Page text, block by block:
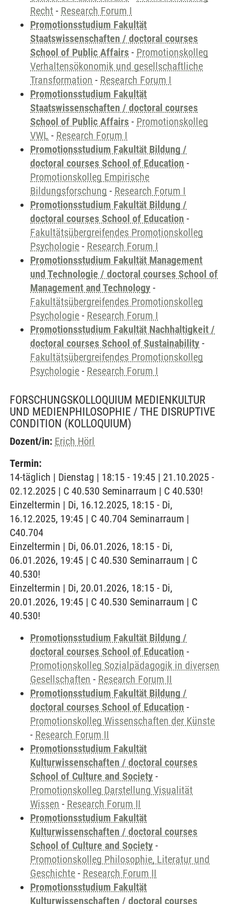
Recht - Research Forum I
Promotionsstudium Fakultät
Staatswissenschaften / doctoral courses
School of Public Affairs - Promotionskolleg
Verhaltensökonomik und gesellschaftliche
Transformation - Research Forum I
Promotionsstudium Fakultät
Staatswissenschaften / doctoral courses
School of Public Affairs - Promotionskolleg
VWL - Research Forum I
Promotionsstudium Fakultät Bildung /
doctoral courses School of Education -
Promotionskolleg Empirische
Bildungsforschung - Research Forum I
Promotionsstudium Fakultät Bildung /
doctoral courses School of Education -
Fakultätsübergreifendes Promotionskolleg
Psychologie - Research Forum I
Promotionsstudium Fakultät Management
und Technologie / doctoral courses School of
Management and Technology -
Fakultätsübergreifendes Promotionskolleg
Psychologie - Research Forum I
Promotionsstudium Fakultät Nachhaltigkeit /
doctoral courses School of Sustainability -
Fakultätsübergreifendes Promotionskolleg
Psychologie - Research Forum I
FORSCHUNGSKOLLOQUIUM MEDIENKULTUR
UND MEDIENPHILOSOPHIE / THE DISRUPTIVE
CONDITION (KOLLOQUIUM)
Dozent/in: Erich Hörl
Termin:
14-täglich | Dienstag | 18:15 - 19:45 | 21.10.2025 -
02.12.2025 | C 40.530 Seminarraum | C 40.530!
Einzeltermin | Di, 16.12.2025, 18:15 - Di,
16.12.2025, 19:45 | C 40.704 Seminarraum |
C40.704
Einzeltermin | Di, 06.01.2026, 18:15 - Di,
06.01.2026, 19:45 | C 40.530 Seminarraum | C
40.530!
Einzeltermin | Di, 20.01.2026, 18:15 - Di,
20.01.2026, 19:45 | C 40.530 Seminarraum | C
40.530!
Promotionsstudium Fakultät Bildung /
doctoral courses School of Education -
Promotionskolleg Sozialpädagogik in diversen
Gesellschaften - Research Forum II
Promotionsstudium Fakultät Bildung /
doctoral courses School of Education -
Promotionskolleg Wissenschaften der Künste
- Research Forum II
Promotionsstudium Fakultät
Kulturwissenschaften / doctoral courses
School of Culture and Society -
Promotionskolleg Darstellung Visualität
Wissen - Research Forum II
Promotionsstudium Fakultät
Kulturwissenschaften / doctoral courses
School of Culture and Society -
Promotionskolleg Philosophie, Literatur und
Geschichte - Research Forum II
Promotionsstudium Fakultät
Kulturwissenschaften / doctoral courses